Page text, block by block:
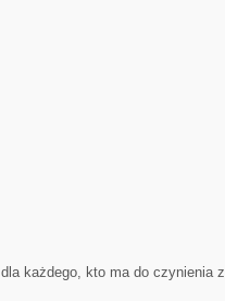
każdego, kto ma do czynienia z